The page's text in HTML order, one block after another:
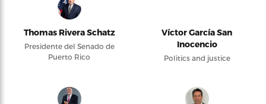
Thomas Rivera Schatz
Presidente del Senado de
Puerto Rico
Víctor García San
Inocencio
Politics and justice